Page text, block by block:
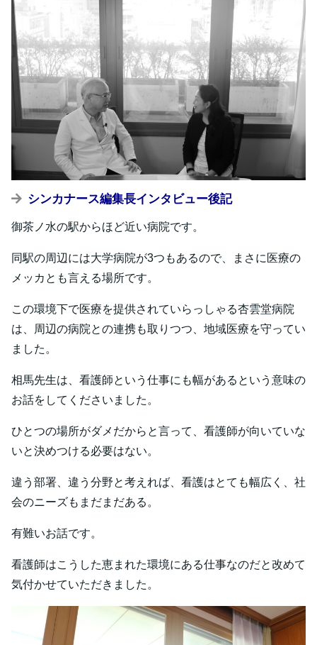
シンカナース編集長インタビュー後記
御茶ノ水の駅からほど近い病院です。
同駅の周辺には大学病院が3つもあるので、まさに医療の
メッカとも言える場所です。
この環境下で医療を提供されていらっしゃる杏雲堂病院
は、周辺の病院との連携も取りつつ、地域医療を守ってい
ました。
相馬先生は、看護師という仕事にも幅があるという意味の
お話をしてくださいました。
ひとつの場所がダメだからと言って、看護師が向いていな
いと決めつける必要はない。
違う部署、違う分野と考えれば、看護はとても幅広く、社
会のニーズもまだまだある。
有難いお話です。
看護師はこうした恵まれた環境にある仕事なのだと改めて
気付かせていただきました。